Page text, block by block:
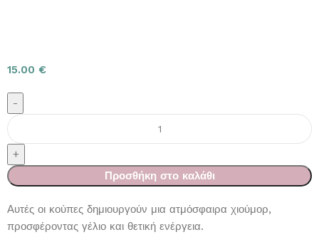
15.00 €
Προσθήκη στο καλάθι
Αυτές οι κούπες δημιουργούν μια ατμόσφαιρα χιούμορ,
προσφέροντας γέλιο και θετική ενέργεια.